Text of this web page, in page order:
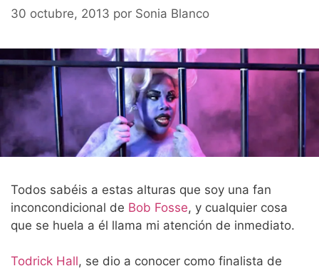
30 octubre, 2013 por Sonia Blanco
Todos sabéis a estas alturas que soy una fan
inconcondicional de Bob Fosse, y cualquier cosa
que se huela a él llama mi atención de inmediato.
Todrick Hall, se dio a conocer como finalista de